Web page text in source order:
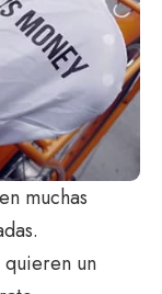
muchas
quieren un